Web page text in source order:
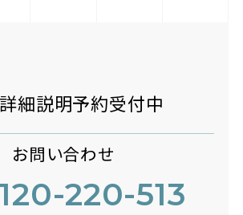
細説明予約受付中
お問い合わせ
220-513